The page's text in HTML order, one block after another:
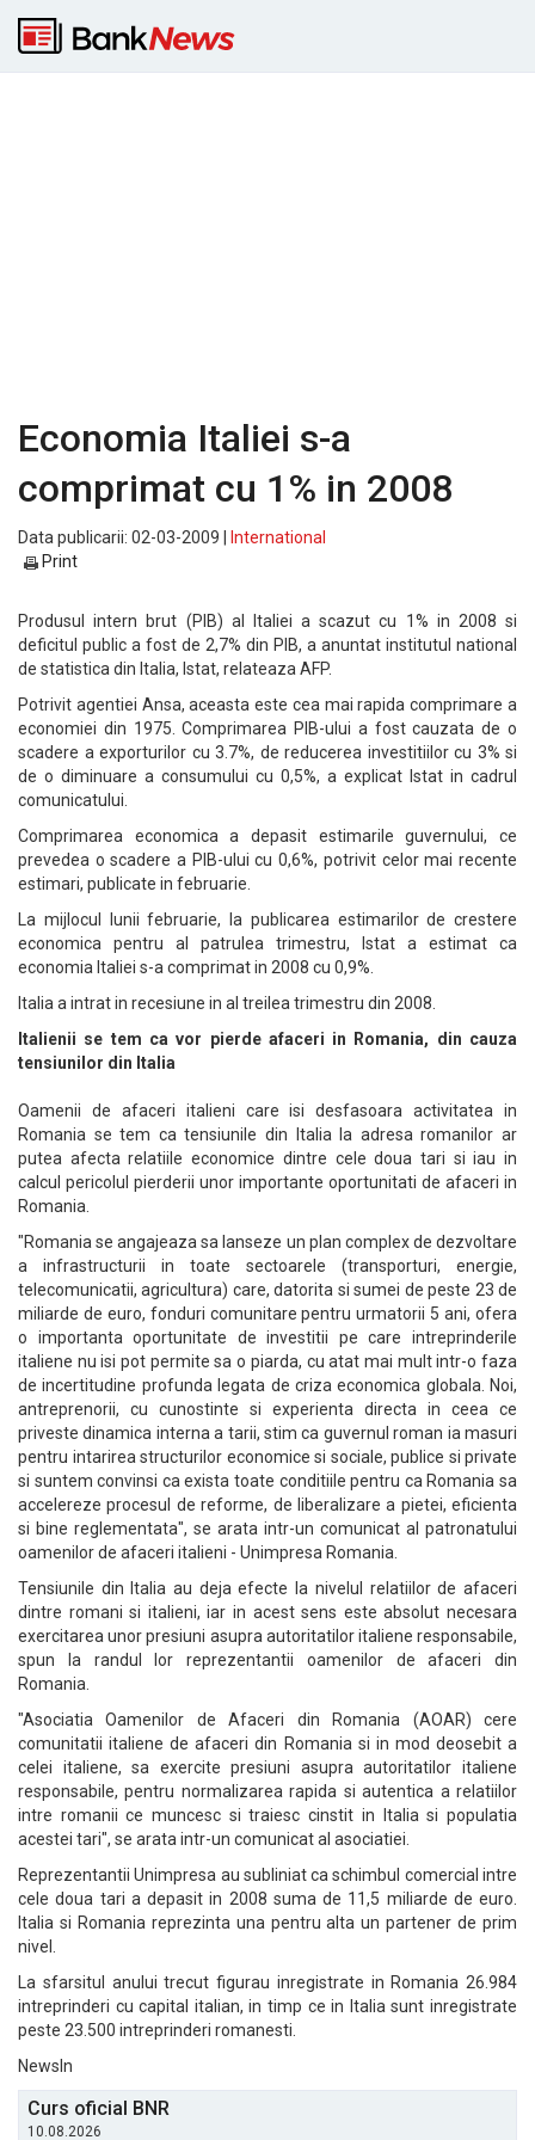
Economia Italiei s-a
comprimat cu 1% in 2008
Data publicarii: 02-03-2009 |
International
Print
Produsul intern brut (PIB) al Italiei a scazut cu 1% in 2008 si
deficitul public a fost de 2,7% din PIB, a anuntat institutul national
de statistica din Italia, Istat, relateaza AFP.
Potrivit agentiei Ansa, aceasta este cea mai rapida comprimare a
economiei din 1975. Comprimarea PIB-ului a fost cauzata de o
scadere a exporturilor cu 3.7%, de reducerea investitiilor cu 3% si
de o diminuare a consumului cu 0,5%, a explicat Istat in cadrul
comunicatului.
Comprimarea economica a depasit estimarile guvernului, ce
prevedea o scadere a PIB-ului cu 0,6%, potrivit celor mai recente
estimari, publicate in februarie.
La mijlocul lunii februarie, la publicarea estimarilor de crestere
economica pentru al patrulea trimestru, Istat a estimat ca
economia Italiei s-a comprimat in 2008 cu 0,9%.
Italia a intrat in recesiune in al treilea trimestru din 2008.
Italienii se tem ca vor pierde afaceri in Romania, din cauza
tensiunilor din Italia
Oamenii de afaceri italieni care isi desfasoara activitatea in
Romania se tem ca tensiunile din Italia la adresa romanilor ar
putea afecta relatiile economice dintre cele doua tari si iau in
calcul pericolul pierderii unor importante oportunitati de afaceri in
Romania.
"Romania se angajeaza sa lanseze un plan complex de dezvoltare
a infrastructurii in toate sectoarele (transporturi, energie,
telecomunicatii, agricultura) care, datorita si sumei de peste 23 de
miliarde de euro, fonduri comunitare pentru urmatorii 5 ani, ofera
o importanta oportunitate de investitii pe care intreprinderile
italiene nu isi pot permite sa o piarda, cu atat mai mult intr-o faza
de incertitudine profunda legata de criza economica globala. Noi,
antreprenorii, cu cunostinte si experienta directa in ceea ce
priveste dinamica interna a tarii, stim ca guvernul roman ia masuri
pentru intarirea structurilor economice si sociale, publice si private
si suntem convinsi ca exista toate conditiile pentru ca Romania sa
accelereze procesul de reforme, de liberalizare a pietei, eficienta
si bine reglementata", se arata intr-un comunicat al patronatului
oamenilor de afaceri italieni - Unimpresa Romania.
Tensiunile din Italia au deja efecte la nivelul relatiilor de afaceri
dintre romani si italieni, iar in acest sens este absolut necesara
exercitarea unor presiuni asupra autoritatilor italiene responsabile,
spun la randul lor reprezentantii oamenilor de afaceri din
Romania.
"Asociatia Oamenilor de Afaceri din Romania (AOAR) cere
comunitatii italiene de afaceri din Romania si in mod deosebit a
celei italiene, sa exercite presiuni asupra autoritatilor italiene
responsabile, pentru normalizarea rapida si autentica a relatiilor
intre romanii ce muncesc si traiesc cinstit in Italia si populatia
acestei tari", se arata intr-un comunicat al asociatiei.
Reprezentantii Unimpresa au subliniat ca schimbul comercial intre
cele doua tari a depasit in 2008 suma de 11,5 miliarde de euro.
Italia si Romania reprezinta una pentru alta un partener de prim
nivel.
La sfarsitul anului trecut figurau inregistrate in Romania 26.984
intreprinderi cu capital italian, in timp ce in Italia sunt inregistrate
peste 23.500 intreprinderi romanesti.
NewsIn
Curs oficial BNR
10.08.2026